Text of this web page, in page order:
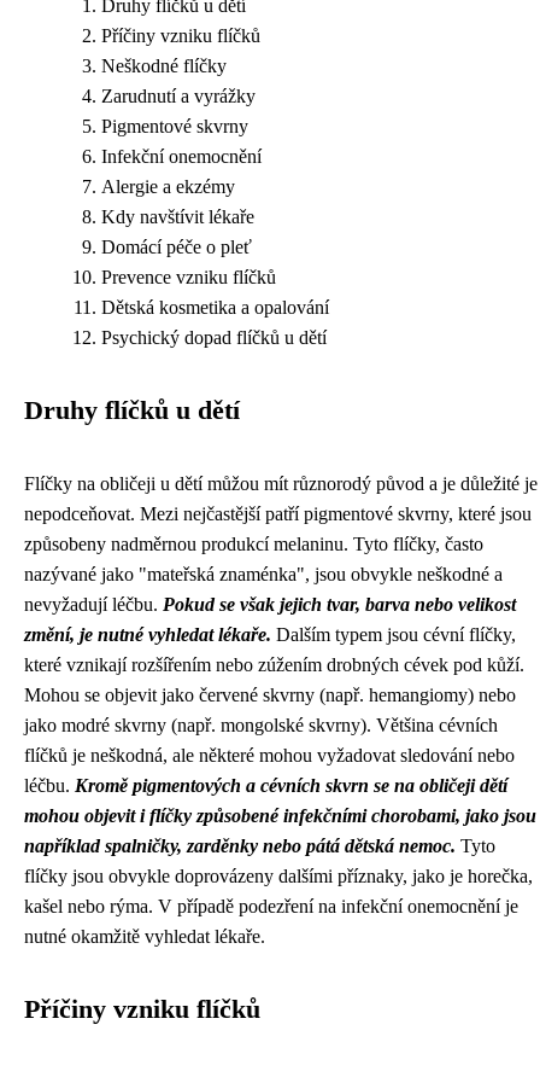
Druhy flíčků u dětí
Příčiny vzniku flíčků
Neškodné flíčky
Zarudnutí a vyrážky
Pigmentové skvrny
Infekční onemocnění
Alergie a ekzémy
Kdy navštívit lékaře
Domácí péče o pleť
Prevence vzniku flíčků
Dětská kosmetika a opalování
Psychický dopad flíčků u dětí
Druhy flíčků u dětí
Flíčky na obličeji u dětí můžou mít různorodý původ a je důležité je
nepodceňovat. Mezi nejčastější patří pigmentové skvrny, které jsou
způsobeny nadměrnou produkcí melaninu. Tyto flíčky, často
nazývané jako "mateřská znaménka", jsou obvykle neškodné a
nevyžadují léčbu. Pokud se však jejich tvar, barva nebo velikost
změní, je nutné vyhledat lékaře. Dalším typem jsou cévní flíčky,
které vznikají rozšířením nebo zúžením drobných cévek pod kůží.
Mohou se objevit jako červené skvrny (např. hemangiomy) nebo
jako modré skvrny (např. mongolské skvrny). Většina cévních
flíčků je neškodná, ale některé mohou vyžadovat sledování nebo
léčbu. Kromě pigmentových a cévních skvrn se na obličeji dětí
mohou objevit i flíčky způsobené infekčními chorobami, jako jsou
například spalničky, zarděnky nebo pátá dětská nemoc. Tyto
flíčky jsou obvykle doprovázeny dalšími příznaky, jako je horečka,
kašel nebo rýma. V případě podezření na infekční onemocnění je
nutné okamžitě vyhledat lékaře.
Příčiny vzniku flíčků